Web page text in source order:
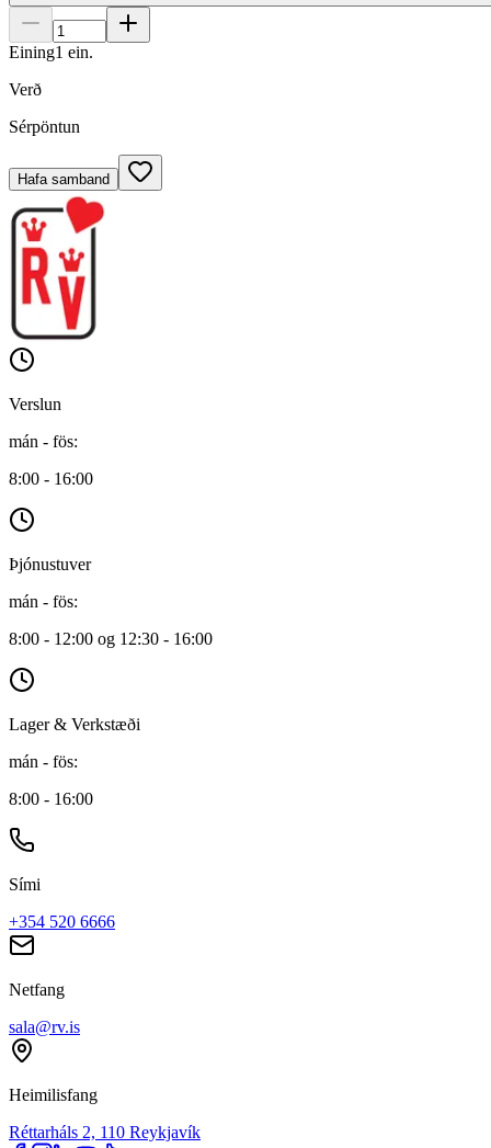
Eining1 ein.
Verð
Sérpöntun
Hafa samband
Verslun
mán - fös:
8:00 - 16:00
Þjónustuver
mán - fös:
8:00 - 12:00 og 12:30 - 16:00
Lager & Verkstæði
mán - fös:
8:00 - 16:00
Sími
+354 520 6666
Netfang
sala@rv.is
Heimilisfang
Réttarháls 2, 110 Reykjavík